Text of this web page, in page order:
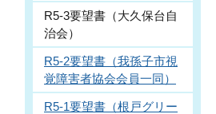
R5-3要望書（大久保台自
治会）
R5-2要望書（我孫子市視
覚障害者協会会員一同）
R5-1要望書（根戸グリー